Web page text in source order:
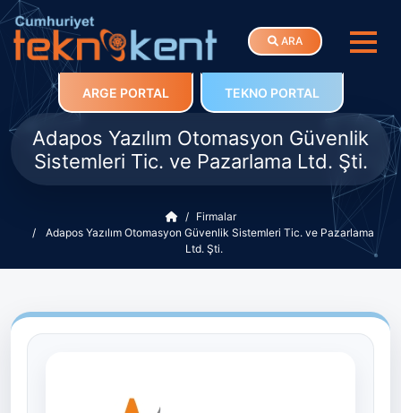
ARA
ARGE PORTAL TEKNO PORTAL
Adapos Yazılım Otomasyon Güvenlik
Sistemleri Tic. ve Pazarlama Ltd. Şti.
Firmalar
Adapos Yazılım Otomasyon Güvenlik Sistemleri Tic. ve Pazarlama
Ltd. Şti.